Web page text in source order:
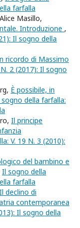
farfalla
Masillo,
Introduzione ,
Il sogno della
ricordo di Massimo
2 (2017): Il sogno
Ѐ possibile, in
della farfalla:
Il principe
V. 19 N. 3 (2010):
del bambino e
Il sogno della
farfalla
Il declino di
contemporanea
Il sogno della